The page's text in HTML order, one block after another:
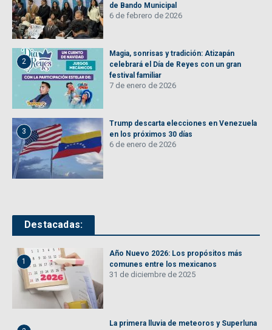
de Bando Municipal
6 de febrero de 2026
2
Magia, sonrisas y tradición: Atizapán
celebrará el Día de Reyes con un gran
festival familiar
7 de enero de 2026
3
Trump descarta elecciones en Venezuela
en los próximos 30 días
6 de enero de 2026
Destacadas:
1
Año Nuevo 2026: Los propósitos más
comunes entre los mexicanos
31 de diciembre de 2025
La primera lluvia de meteoros y Superluna